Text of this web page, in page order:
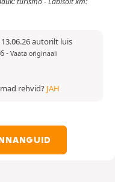
autorilt luis
- Vaata originaali
rehvid? JAH